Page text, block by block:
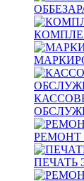
РЕМОНТ
ПЕЧАТЬ